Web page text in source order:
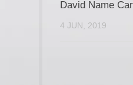
David Name
4 JUN, 2019